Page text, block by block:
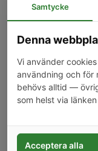
Ventil för
Pulsstyrd
249 kr
Samtycke
Denna
Vi använder
användning och för
behövs alltid —
som helst via
Acceptera alla